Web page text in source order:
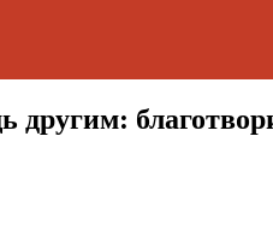
другим: